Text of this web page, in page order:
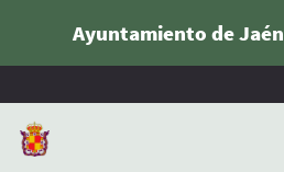
Ayuntamiento de Jaén